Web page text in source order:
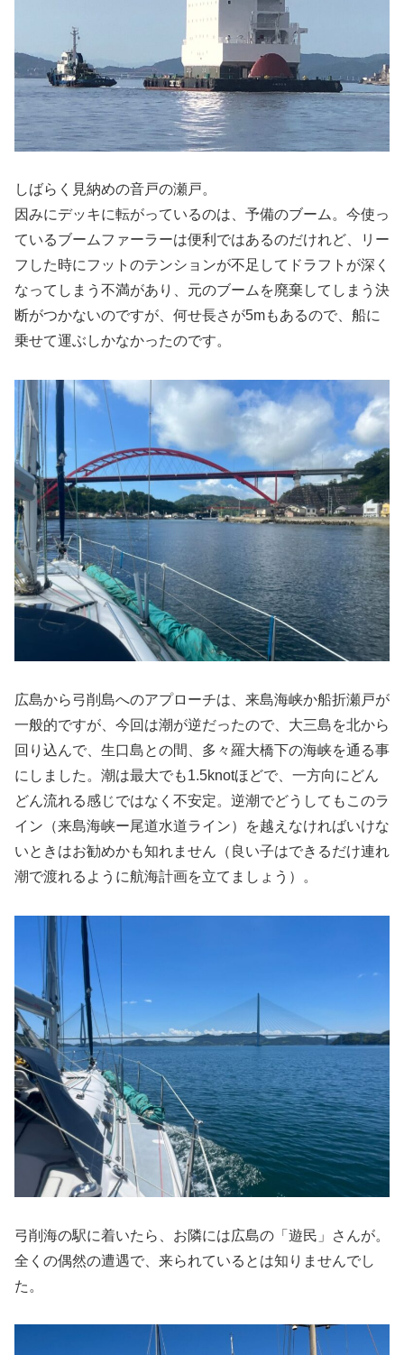
しばらく見納めの音戸の瀬戸。
因みにデッキに転がっているのは、予備のブーム。今使っ
ているブームファーラーは便利ではあるのだけれど、リー
フした時にフットのテンションが不足してドラフトが深く
なってしまう不満があり、元のブームを廃棄してしまう決
断がつかないのですが、何せ長さが5mもあるので、船に
乗せて運ぶしかなかったのです。
広島から弓削島へのアプローチは、来島海峡か船折瀬戸が
一般的ですが、今回は潮が逆だったので、大三島を北から
回り込んで、生口島との間、多々羅大橋下の海峡を通る事
にしました。潮は最大でも1.5knotほどで、一方向にどん
どん流れる感じではなく不安定。逆潮でどうしてもこのラ
イン（来島海峡ー尾道水道ライン）を越えなければいけな
いときはお勧めかも知れません（良い子はできるだけ連れ
潮で渡れるように航海計画を立てましょう）。
弓削海の駅に着いたら、お隣には広島の「遊民」さんが。
全くの偶然の遭遇で、来られているとは知りませんでし
た。